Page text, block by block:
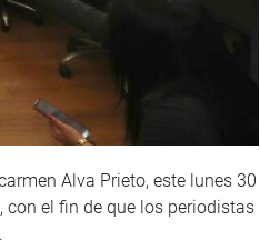
Alva Prieto, este lunes 30
el fin de que los periodistas